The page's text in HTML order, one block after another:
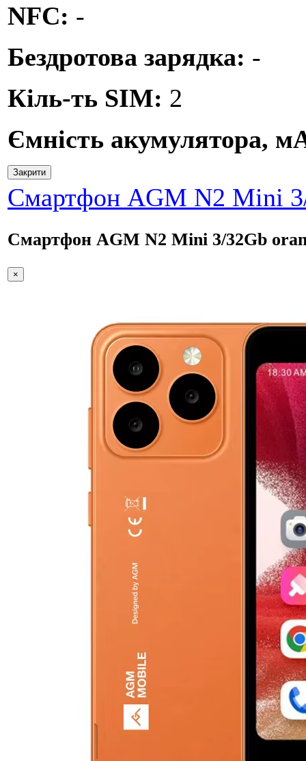
NFC: -
Бездротова зарядка: -
Кіль-ть SIM: 2
Ємність акумулятора,
Закрити
Смартфон AGM N2 Mini
Смартфон AGM N2 Mini 3/32Gb
×